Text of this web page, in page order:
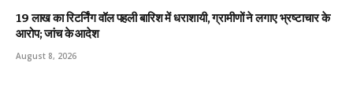
19 लाख का रिटर्निंग वॉल पहली बारिश में धराशायी, ग्रामीणों ने लगाए भ्रष्टाचार के
आरोप; जांच के आदेश
August 8, 2026